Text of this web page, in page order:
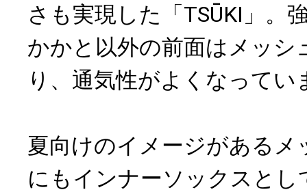
さも実現した「TSŪKI」。
かかと以外の前面はメッシ
り、通気性がよくなってい
夏向けのイメージがあるメ
にもインナーソックスと